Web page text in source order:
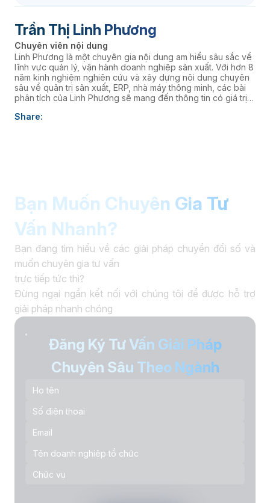
Trần Thị Linh Phương
Chuyên viên nội dung
Linh Phương là một chuyên gia nội dung am hiểu sâu sắc về
lĩnh vực quản lý, vận hành doanh nghiệp sản xuất. Với hơn 8
năm kinh nghiệm nghiên cứu và xây dựng nội dung chuyên
sâu về quản trị sản xuất, ERP, nhà máy thông minh, các bài
phân tích của Linh Phương sẽ mang đến thông tin có giá trị
thúc đẩy chuyển đổi số. âaaa
Share:
Bạn Muốn Chuyên Gia Tư
Vấn Nhanh?
Bạn đang tìm hiểu về các giải pháp chuyển đổi số và
muốn chuyên gia tư vấn
trực tiếp tức thì?
Đừng ngại ngần kết nối với chúng tôi để được hỗ trợ
giải pháp nhanh chóng
Đăng Ký Tư Vấn Giải Pháp
Chuyên Sâu Theo Ngành